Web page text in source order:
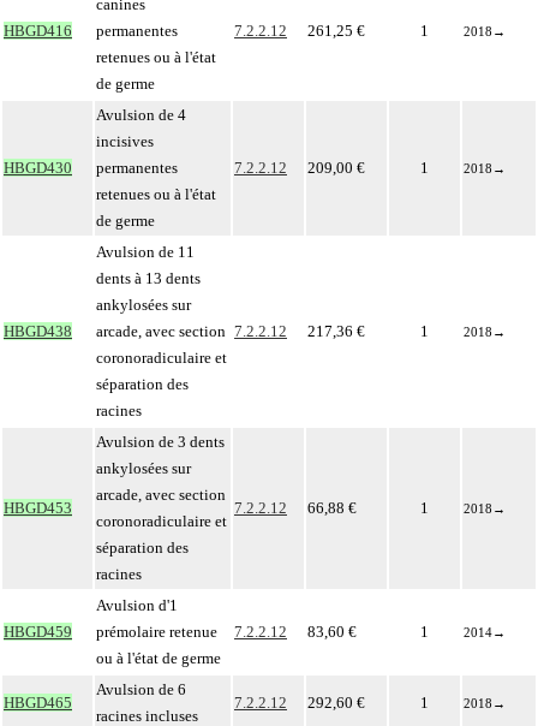
HBGD416
canines
permanentes
retenues ou à l'état
de germe
7.2.2.12 261,25 € 1 2018 →
HBGD430
Avulsion de 4
incisives
permanentes
retenues ou à l'état
de germe
7.2.2.12 209,00 € 1 2018 →
HBGD438
Avulsion de 11
dents à 13 dents
ankylosées sur
arcade, avec section
coronoradiculaire et
séparation des
racines
7.2.2.12 217,36 € 1 2018 →
HBGD453
Avulsion de 3 dents
ankylosées sur
arcade, avec section
coronoradiculaire et
séparation des
racines
7.2.2.12 66,88 € 1 2018 →
HBGD459
Avulsion d'1
prémolaire retenue
ou à l'état de germe
7.2.2.12 83,60 € 1 2014→
HBGD465
Avulsion de 6
racines incluses
7.2.2.12 292,60 € 1 2018 →